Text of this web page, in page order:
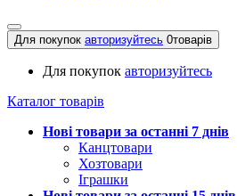
Для покупок авторизуйтесь 0товарів
Для покупок авторизуйтесь
Каталог товарів
Нові товари за останнi 7 днiв
Канцтовари
Хозтовари
Іграшки